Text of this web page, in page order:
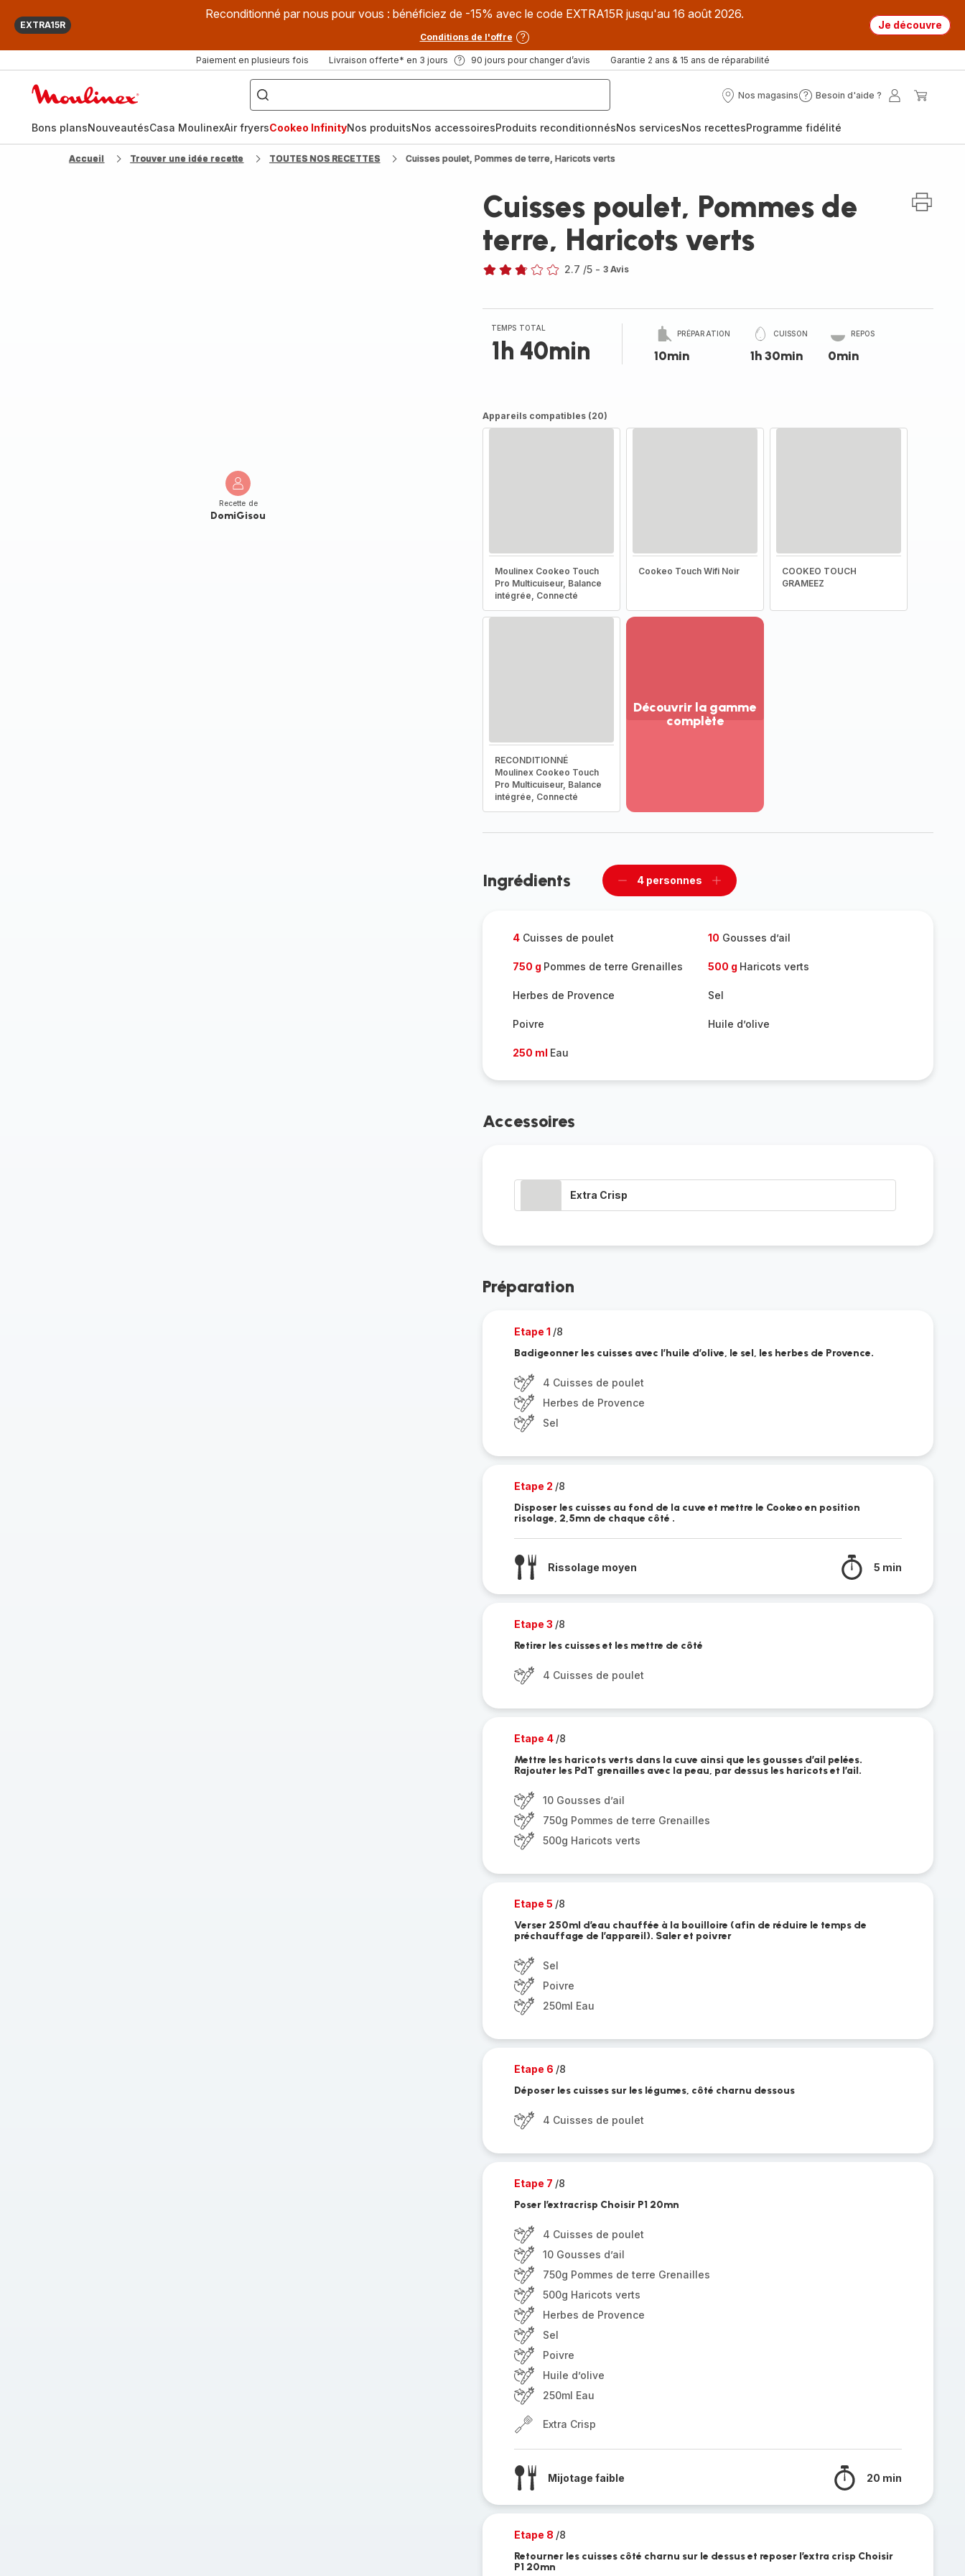
EXTRA15R
Reconditionné par nous pour vous : bénéficiez de -15% avec le code EXTRA15R jusqu'au 16 août 2026.
Conditions de l'offre
Je découvre
Paiement en plusieurs fois Livraison offerte* en 3 jours 90 jours pour changer d’avis Garantie 2 ans & 15 ans de réparabilité
["Que
recherchez-
vous
?",
fryer",
"Companion"]
Nos magasins
Nos
Besoin d'aide ?
Besoin
?
Mon
Bons plansNouveautésCasa MoulinexAir fryersCookeo InfinityNos produitsNos accessoiresProduits reconditionnésNos servicesNos recettesProgramme fidélité
Accueil Trouver une idée recette TOUTES NOS RECETTES Cuisses poulet, Pommes de terre, Haricots verts
Recette de
DomiGisou
Cuisses poulet, Pommes de
terre, Haricots verts
2.7 /5 - 3 Avis
TEMPS TOTAL
1h 40min
PRÉPARATION
10min
CUISSON
1h 30min
REPOS
0min
Appareils compatibles (20)
Moulinex Cookeo Touch
Pro Multicuiseur, Balance
intégrée, Connecté
Cookeo Touch Wifi Noir
COOKEO TOUCH
GRAMEEZ
RECONDITIONNÉ
Moulinex Cookeo Touch
Pro Multicuiseur, Balance
intégrée, Connecté
Découvrir la gamme
complète
-
Ingrédients
Supprimer
4 personnes
Ajouter
4Cuisses de poulet 10 Gousses d’ail
750 g Pommes de terre Grenailles 500 g Haricots verts
Herbes de Provence Sel
Poivre Huile d’olive
250 ml Eau
Accessoires
Extra Crisp
Préparation
Etape 1 /8
Badigeonner les cuisses avec l’huile d’olive, le sel, les herbes de Provence.
4 Cuisses de poulet
Herbes de Provence
Sel
Etape 2 /8
Disposer les cuisses au fond de la cuve et mettre le Cookeo en position
risolage, 2,5mn de chaque côté .
Rissolage moyen 5 min
Etape 3 /8
Retirer les cuisses et les mettre de côté
4 Cuisses de poulet
Etape 4 /8
Mettre les haricots verts dans la cuve ainsi que les gousses d’ail pelées.
Rajouter les PdT grenailles avec la peau, par dessus les haricots et l’ail.
10 Gousses d’ail
750g Pommes de terre Grenailles
500g Haricots verts
Etape 5 /8
Verser 250ml d’eau chauffée à la bouilloire (afin de réduire le temps de
préchauffage de l’appareil). Saler et poivrer
Sel
Poivre
250ml Eau
Etape 6 /8
Déposer les cuisses sur les légumes, côté charnu dessous
4 Cuisses de poulet
Etape 7 /8
Poser l’extracrisp Choisir P1 20mn
4 Cuisses de poulet
10 Gousses d’ail
750g Pommes de terre Grenailles
500g Haricots verts
Herbes de Provence
Sel
Poivre
Huile d’olive
250ml Eau
Extra Crisp
Mijotage faible 20 min
Etape 8 /8
Retourner les cuisses côté charnu sur le dessus et reposer l’extra crisp Choisir
P1 20mn